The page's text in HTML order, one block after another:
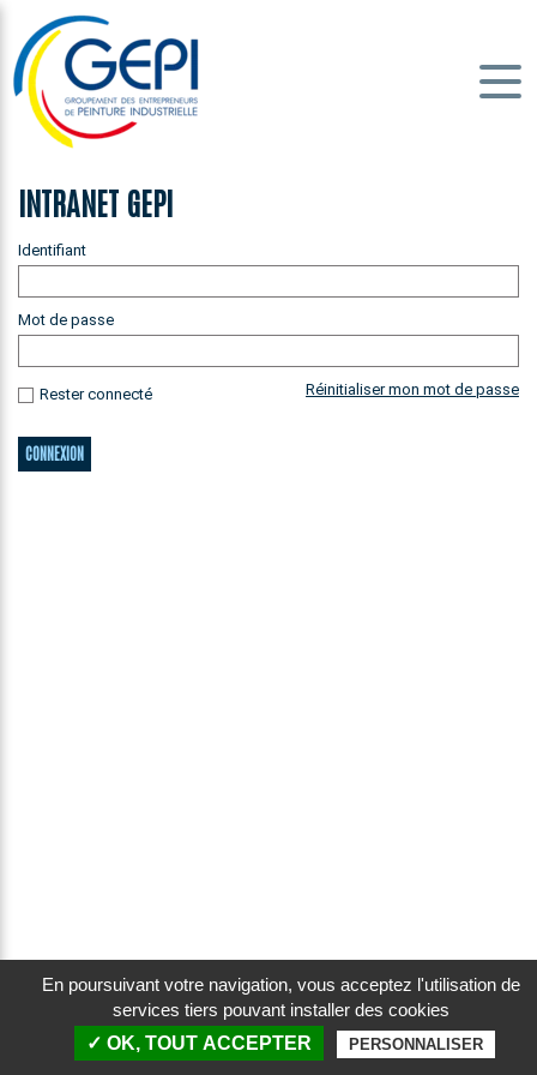
INTRANET GEPI
Identifiant
Mot de passe
Rester connecté Réinitialiser mon mot de passe
© 2026 GEPI |Plan du site |Mentions légales|Confidentialité|Données personnelles
| SMARTGEAR - Développé par Web ex Machina
En poursuivant votre navigation, vous acceptez l'utilisation de
services tiers pouvant installer des cookies
✓ OK, TOUT ACCEPTER
PERSONNALISER